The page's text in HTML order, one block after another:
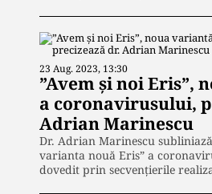
23 Aug. 2023, 13:30
”Avem și noi Eris”,
a coronavirusului,
Adrian Marinescu
Dr. Adrian Marinescu
varianta nouă Eris” a
dovedit prin secvențierile